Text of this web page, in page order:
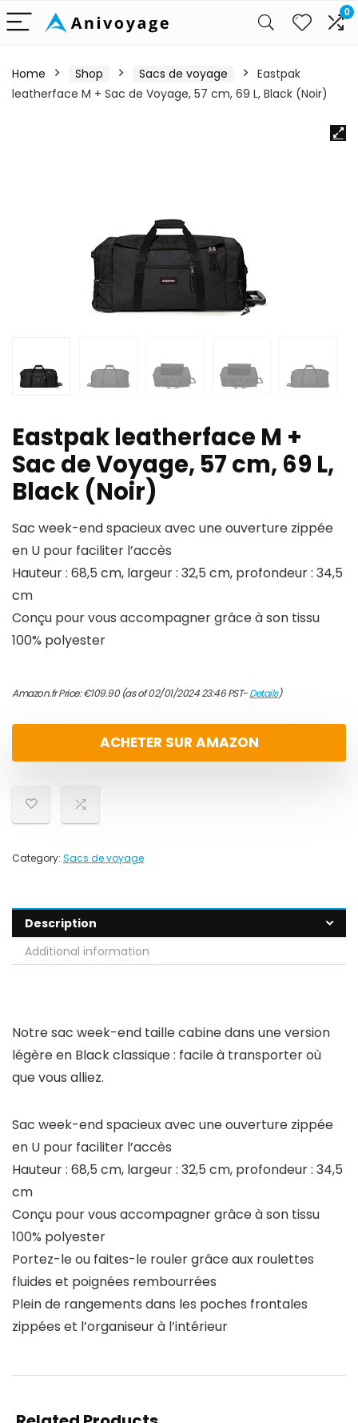
0
Home Shop Sacs de voyage
Eastpak
leatherface M + Sac de Voyage, 57 cm, 69 L, Black (Noir)
Eastpak leatherface M +
Sac de Voyage, 57 cm, 69 L,
Black (Noir)
Sac week-end spacieux avec une ouverture zippée
en U pour faciliter l’accès
Hauteur : 68,5 cm, largeur : 32,5 cm, profondeur : 34,5
cm
Conçu pour vous accompagner grâce à son tissu
100% polyester
Amazon.fr Price:€109.90(as of 02/01/2024 23:46 PST-Details)
ACHETER SUR AMAZON
Category: Sacs de voyage
Description
Additional information
Notre sac week-end taille cabine dans une version
légère en Black classique : facile à transporter où
que vous alliez.
Sac week-end spacieux avec une ouverture zippée
en U pour faciliter l’accès
Hauteur : 68,5 cm, largeur : 32,5 cm, profondeur : 34,5
cm
Conçu pour vous accompagner grâce à son tissu
100% polyester
Portez-le ou faites-le rouler grâce aux roulettes
fluides et poignées rembourrées
Plein de rangements dans les poches frontales
zippées et l’organiseur à l’intérieur